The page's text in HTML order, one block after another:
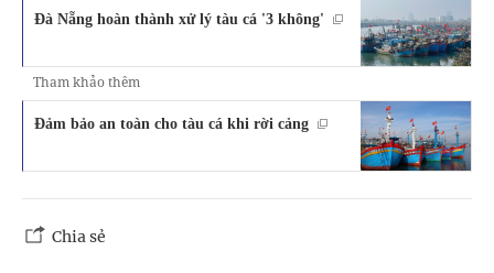
Đà Nẵng hoàn thành xử lý tàu cá '3 không'
Tham khảo thêm
Đảm bảo an toàn cho tàu cá khi rời cảng
Chia sẻ